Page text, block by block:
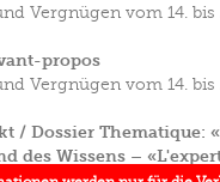
Vergnügen vom 14.
propos
Vergnügen vom 14.
/ Dossier Thematique:
des Wissens –